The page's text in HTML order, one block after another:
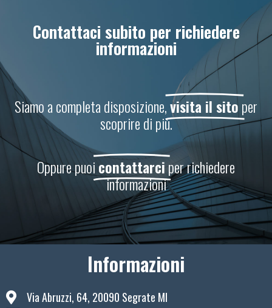
Contattaci subito per richiedere
informazioni
Siamo a completa disposizione,visita il sitoper
scoprire di più.
Oppure puoicontattarciper richiedere
informazioni
Informazioni
Via Abruzzi, 64, 20090 Segrate MI